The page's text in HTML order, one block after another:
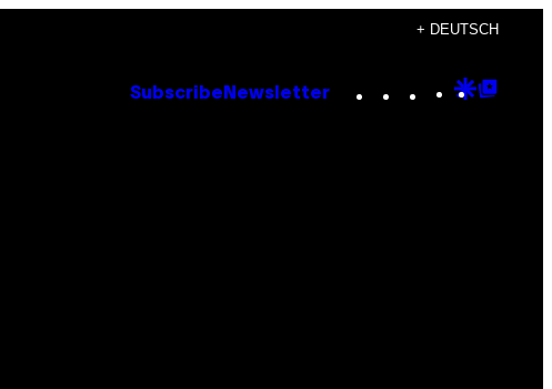
+ DEUTSCH
Subscribe Newsletter Instagram
TikTok
YouTube
Google